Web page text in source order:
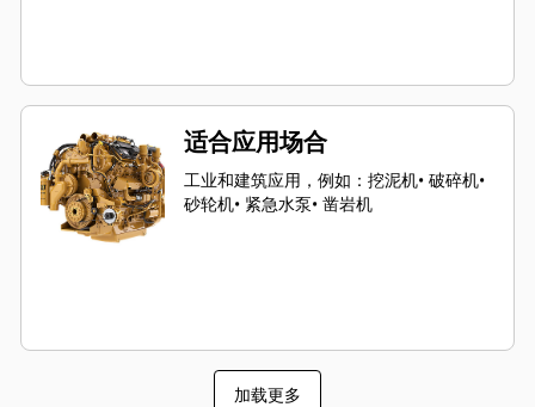
适合应用场合
工业和建筑应用，例如：挖泥机• 破碎机•
砂轮机• 紧急水泵• 凿岩机
加载更多